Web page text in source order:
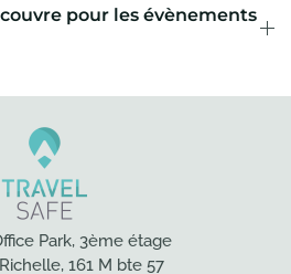
pour les évènements
Park, 3ème étage
161 M bte 57